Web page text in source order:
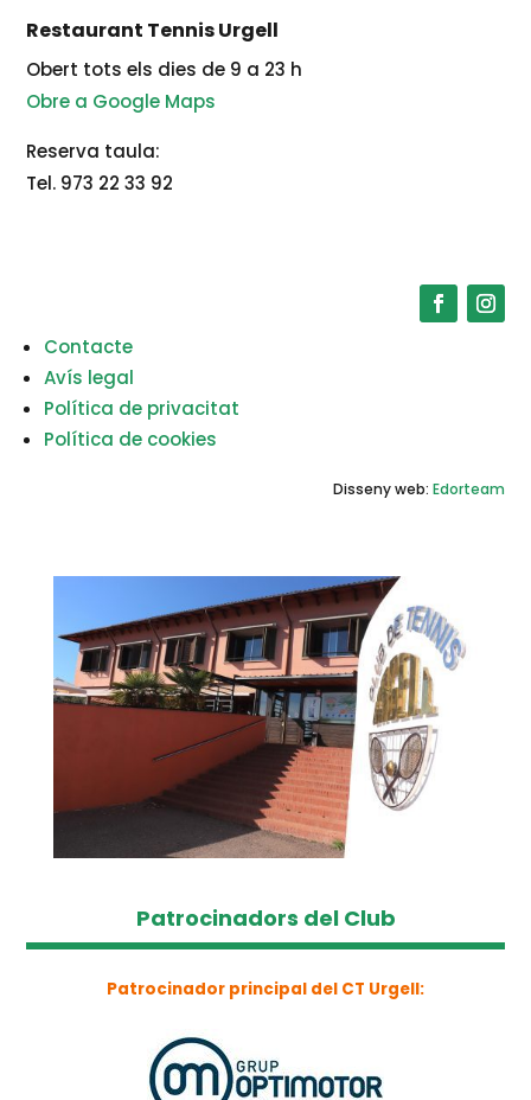
Restaurant Tennis Urgell
Obert tots els dies de 9 a 23 h
Obre a Google Maps
Reserva taula:
Tel. 973 22 33 92
Contacte
Avís legal
Política de privacitat
Política de cookies
Disseny web: Edorteam
Patrocinadors del Club
Patrocinador principal del CT Urgell: